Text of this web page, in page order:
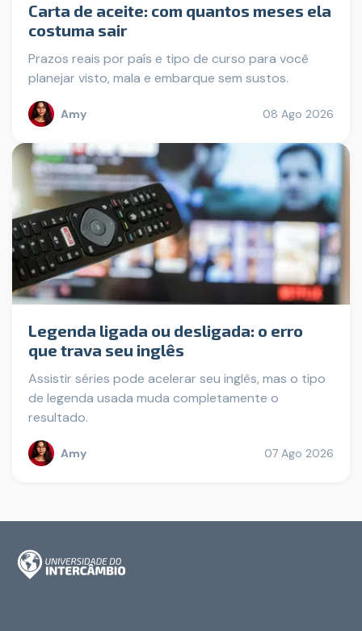
Carta de aceite: com quantos meses ela
costuma sair
Prazos reais por país e tipo de curso para você
planejar visto, mala e embarque sem sustos.
Amy 08 Ago 2026
Legenda ligada ou desligada: o erro
que trava seu inglês
Assistir séries pode acelerar seu inglês, mas o tipo
de legenda usada muda completamente o
resultado.
Amy 07 Ago 2026